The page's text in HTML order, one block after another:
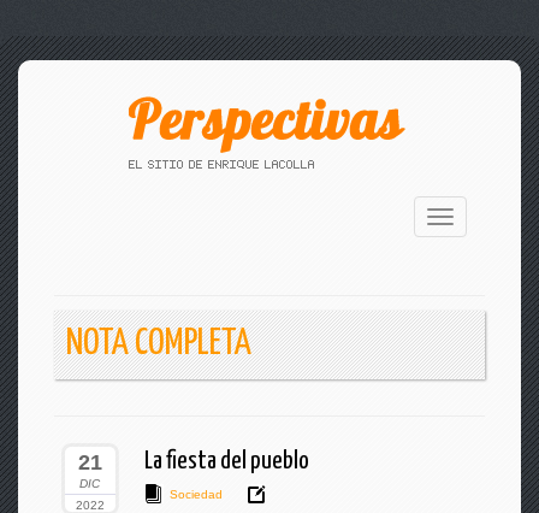
Toggle
navigation
NOTA COMPLETA
21
DIC
2022
La fiesta del pueblo
Sociedad